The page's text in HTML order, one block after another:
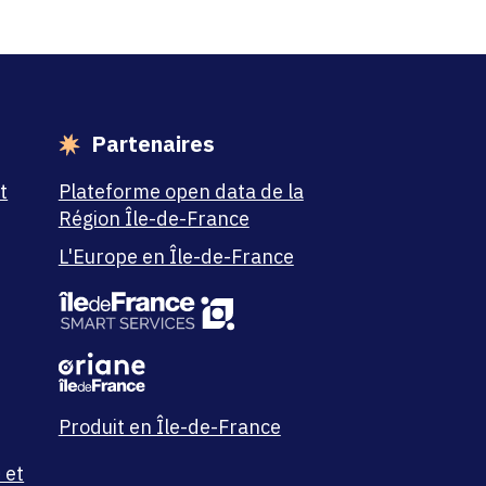
et
Partenaires
Plateforme open data de la
Région Île-de-France
L'Europe en Île-de-France
Produit en Île-de-France